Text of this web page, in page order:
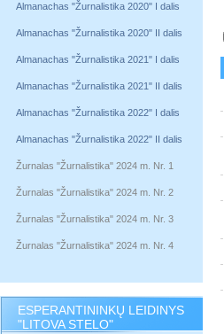
Almanachas "Žurnalistika 2020" I dalis
Almanachas "Žurnalistika 2020" II dalis
Almanachas "Žurnalistika 2021" I dalis
Almanachas "Žurnalistika 2021" II dalis
Almanachas "Žurnalistika 2022" I dalis
Almanachas "Žurnalistika 2022" II dalis
Žurnalas "Žurnalistika" 2024 m. Nr. 1
Žurnalas "Žurnalistika" 2024 m. Nr. 2
Žurnalas "Žurnalistika" 2024 m. Nr. 3
Žurnalas "Žurnalistika" 2024 m. Nr. 4
ESPERANTININKŲ LEIDINYS
"LITOVA STELO"